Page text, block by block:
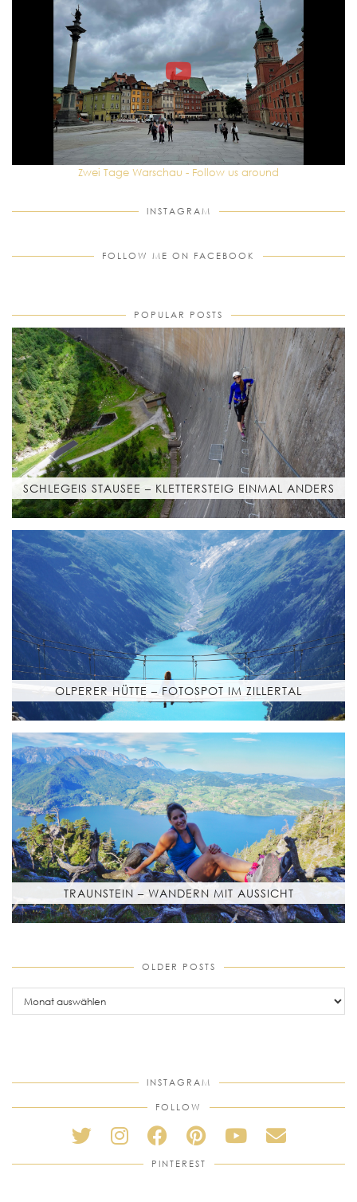
Zwei Tage Warschau - Follow us around
INSTAGRAM
FOLLOW ME ON FACEBOOK
POPULAR POSTS
SCHLEGEIS STAUSEE – KLETTERSTEIG EINMAL ANDERS
OLPERER HÜTTE – FOTOSPOT IM ZILLERTAL
TRAUNSTEIN – WANDERN MIT AUSSICHT
OLDER POSTS
older
posts
INSTAGRAM
FOLLOW
PINTEREST